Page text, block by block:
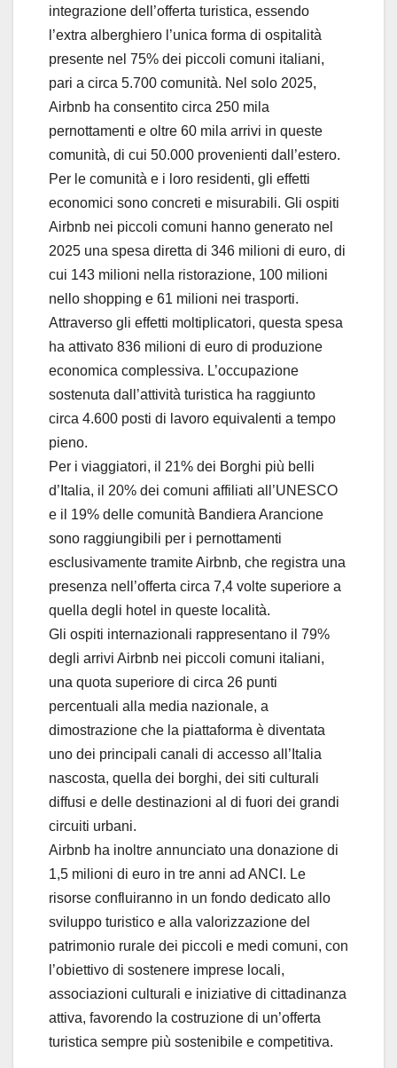
integrazione dell’offerta turistica, essendo
l’extra alberghiero l’unica forma di ospitalità
presente nel 75% dei piccoli comuni italiani,
pari a circa 5.700 comunità. Nel solo 2025,
Airbnb ha consentito circa 250 mila
pernottamenti e oltre 60 mila arrivi in queste
comunità, di cui 50.000 provenienti dall’estero.
Per le comunità e i loro residenti, gli effetti
economici sono concreti e misurabili. Gli ospiti
Airbnb nei piccoli comuni hanno generato nel
2025 una spesa diretta di 346 milioni di euro, di
cui 143 milioni nella ristorazione, 100 milioni
nello shopping e 61 milioni nei trasporti.
Attraverso gli effetti moltiplicatori, questa spesa
ha attivato 836 milioni di euro di produzione
economica complessiva. L’occupazione
sostenuta dall’attività turistica ha raggiunto
circa 4.600 posti di lavoro equivalenti a tempo
pieno.
Per i viaggiatori, il 21% dei Borghi più belli
d’Italia, il 20% dei comuni affiliati all’UNESCO
e il 19% delle comunità Bandiera Arancione
sono raggiungibili per i pernottamenti
esclusivamente tramite Airbnb, che registra una
presenza nell’offerta circa 7,4 volte superiore a
quella degli hotel in queste località.
Gli ospiti internazionali rappresentano il 79%
degli arrivi Airbnb nei piccoli comuni italiani,
una quota superiore di circa 26 punti
percentuali alla media nazionale, a
dimostrazione che la piattaforma è diventata
uno dei principali canali di accesso all’Italia
nascosta, quella dei borghi, dei siti culturali
diffusi e delle destinazioni al di fuori dei grandi
circuiti urbani.
Airbnb ha inoltre annunciato una donazione di
1,5 milioni di euro in tre anni ad ANCI. Le
risorse confluiranno in un fondo dedicato allo
sviluppo turistico e alla valorizzazione del
patrimonio rurale dei piccoli e medi comuni, con
l’obiettivo di sostenere imprese locali,
associazioni culturali e iniziative di cittadinanza
attiva, favorendo la costruzione di un’offerta
turistica sempre più sostenibile e competitiva.